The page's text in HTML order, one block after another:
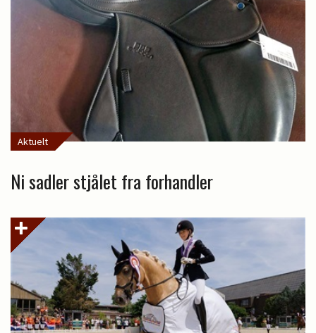
Aktuelt
Ni sadler stjålet fra forhandler